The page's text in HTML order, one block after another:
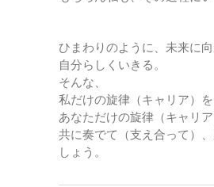
ひまわりのように、未来に
自分らしくいきる。
そんな、
私だけの旋律（キャリア）を
あなただけの旋律（キャリア
共に奏でて（支え合って）
しょう。